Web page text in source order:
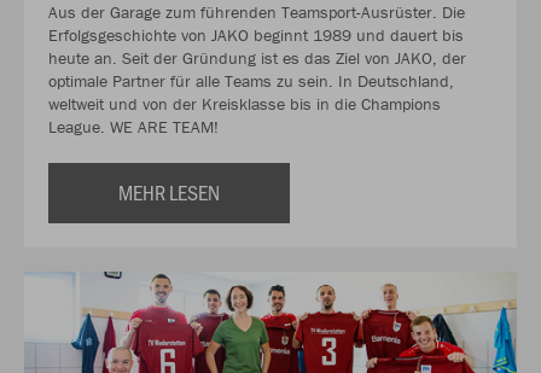
Aus der Garage zum führenden Teamsport-Ausrüster. Die
Erfolgsgeschichte von JAKO beginnt 1989 und dauert bis
heute an. Seit der Gründung ist es das Ziel von JAKO, der
optimale Partner für alle Teams zu sein. In Deutschland,
weltweit und von der Kreisklasse bis in die Champions
League. WE ARE TEAM!
MEHR LESEN